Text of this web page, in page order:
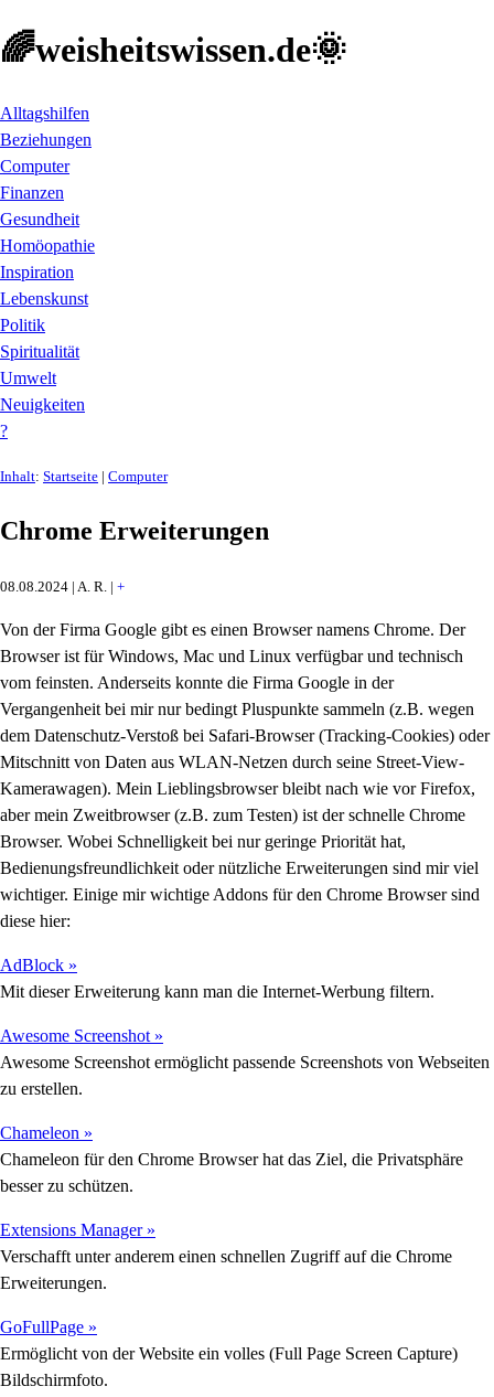
🌈weisheitswissen.de🌞
Alltagshilfen
Beziehungen
Computer
Finanzen
Gesundheit
Homöopathie
Inspiration
Lebenskunst
Politik
Spiritualität
Umwelt
Neuigkeiten
?
Inhalt: Startseite | Computer
Chrome Erweiterungen
08.08.2024 | A. R. | +
Von der Firma Google gibt es einen Browser namens Chrome. Der
Browser ist für Windows, Mac und Linux verfügbar und technisch
vom feinsten. Anderseits konnte die Firma Google in der
Vergangenheit bei mir nur bedingt Pluspunkte sammeln (z.B. wegen
dem Datenschutz-Verstoß bei Safari-Browser (Tracking-Cookies) oder
Mitschnitt von Daten aus WLAN-Netzen durch seine Street-View-
Kamerawagen). Mein Lieblingsbrowser bleibt nach wie vor Firefox,
aber mein Zweitbrowser (z.B. zum Testen) ist der schnelle Chrome
Browser. Wobei Schnelligkeit bei nur geringe Priorität hat,
Bedienungsfreundlichkeit oder nützliche Erweiterungen sind mir viel
wichtiger. Einige mir wichtige Addons für den Chrome Browser sind
diese hier:
AdBlock »
Mit dieser Erweiterung kann man die Internet-Werbung filtern.
Awesome Screenshot »
Awesome Screenshot ermöglicht passende Screenshots von Webseiten
zu erstellen.
Chameleon »
Chameleon für den Chrome Browser hat das Ziel, die Privatsphäre
besser zu schützen.
Extensions Manager »
Verschafft unter anderem einen schnellen Zugriff auf die Chrome
Erweiterungen.
GoFullPage »
Ermöglicht von der Website ein volles (Full Page Screen Capture)
Bildschirmfoto.